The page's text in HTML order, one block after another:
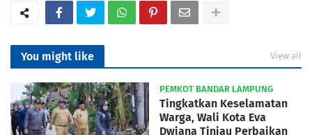
You might like View all
PEMKOT BANDAR LAMPUNG
Tingkatkan Keselamatan
Warga, Wali Kota Eva
Dwiana Tinjau Perbaikan